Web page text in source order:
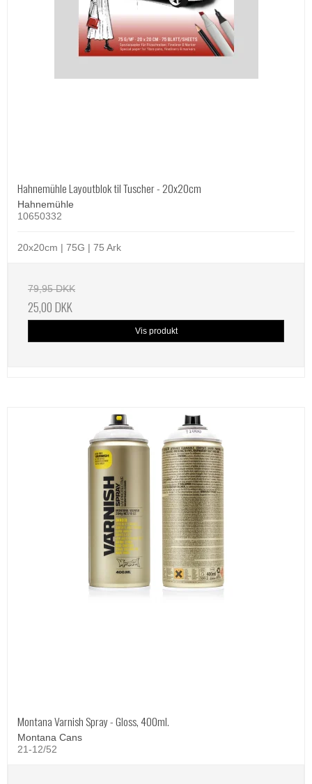
Hahnemühle Layoutblok til Tuscher - 20x20cm
Hahnemühle
10650332
20x20cm | 75G | 75 Ark
79,95 DKK
25,00 DKK
Vis produkt
Montana Varnish Spray - Gloss, 400ml.
Montana Cans
21-12/52